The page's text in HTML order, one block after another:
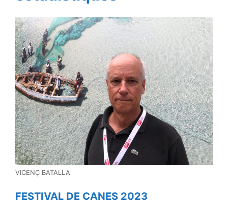
VICENÇ BATALLA
FESTIVAL DE CANES 2023